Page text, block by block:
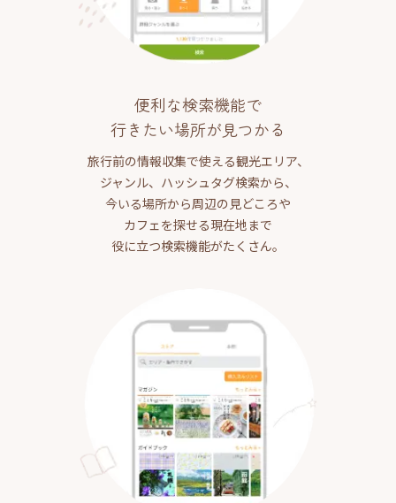
便利な検索機能で
行きたい場所が見つかる
旅行前の情報収集で使える観光エリア、
ジャンル、ハッシュタグ検索から、
今いる場所から周辺の見どころや
カフェを探せる現在地まで
役に立つ検索機能がたくさん。